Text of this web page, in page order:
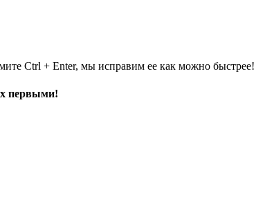
Ctrl + Enter, мы исправим ее как можно быстрее!
первыми!